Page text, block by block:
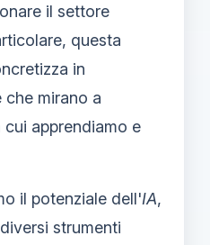
il settore
questa
in
che mirano a
apprendiamo e
il potenziale dell'IA,
strumenti